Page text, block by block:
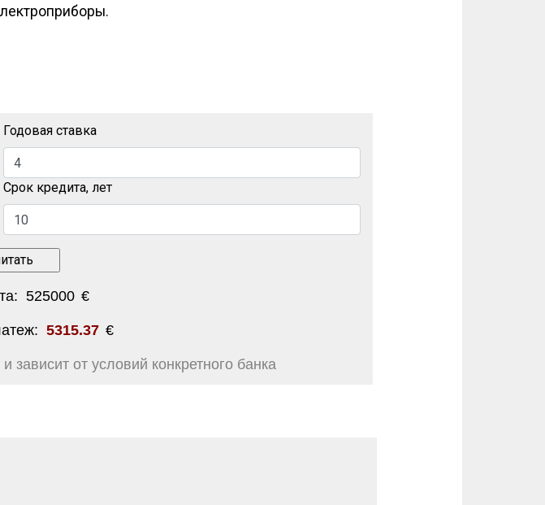
Годовая ставка
Срок кредита, лет
525000 €
5315.37 €
от условий конкретного банка